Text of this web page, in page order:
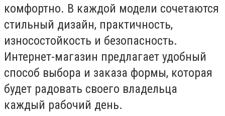
комфортно. В каждой модели сочетаются
стильный дизайн, практичность,
износостойкость и безопасность.
Интернет-магазин предлагает удобный
способ выбора и заказа формы, которая
будет радовать своего владельца
каждый рабочий день.